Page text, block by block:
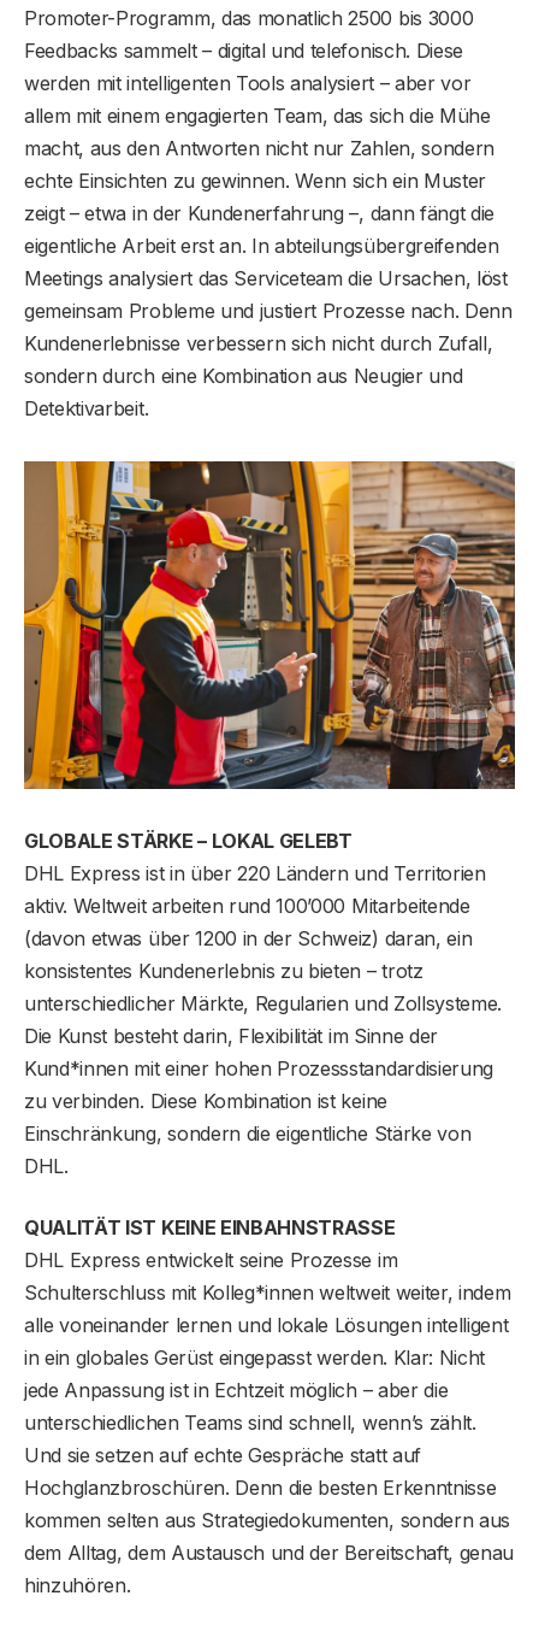
Promoter-Programm, das monatlich 2500 bis 3000
Feedbacks sammelt – digital und telefonisch. Diese
werden mit intelligenten Tools analysiert – aber vor
allem mit einem engagierten Team, das sich die Mühe
macht, aus den Antworten nicht nur Zahlen, sondern
echte Einsichten zu gewinnen. Wenn sich ein Muster
zeigt – etwa in der Kundenerfahrung –, dann fängt die
eigentliche Arbeit erst an. In abteilungsübergreifenden
Meetings analysiert das Serviceteam die Ursachen, löst
gemeinsam Probleme und justiert Prozesse nach. Denn
Kundenerlebnisse verbessern sich nicht durch Zufall,
sondern durch eine Kombination aus Neugier und
Detektivarbeit.
GLOBALE STÄRKE – LOKAL GELEBT
DHL Express ist in über 220 Ländern und Territorien
aktiv. Weltweit arbeiten rund 100’000 Mitarbeitende
(davon etwas über 1200 in der Schweiz) daran, ein
konsistentes Kundenerlebnis zu bieten – trotz
unterschiedlicher Märkte, Regularien und Zollsysteme.
Die Kunst besteht darin, Flexibilität im Sinne der
Kund*innen mit einer hohen Prozessstandardisierung
zu verbinden. Diese Kombination ist keine
Einschränkung, sondern die eigentliche Stärke von
DHL.
QUALITÄT IST KEINE EINBAHNSTRASSE
DHL Express entwickelt seine Prozesse im
Schulterschluss mit Kolleg*innen weltweit weiter, indem
alle voneinander lernen und lokale Lösungen intelligent
in ein globales Gerüst eingepasst werden. Klar: Nicht
jede Anpassung ist in Echtzeit möglich – aber die
unterschiedlichen Teams sind schnell, wenn’s zählt.
Und sie setzen auf echte Gespräche statt auf
Hochglanzbroschüren. Denn die besten Erkenntnisse
kommen selten aus Strategiedokumenten, sondern aus
dem Alltag, dem Austausch und der Bereitschaft, genau
hinzuhören.